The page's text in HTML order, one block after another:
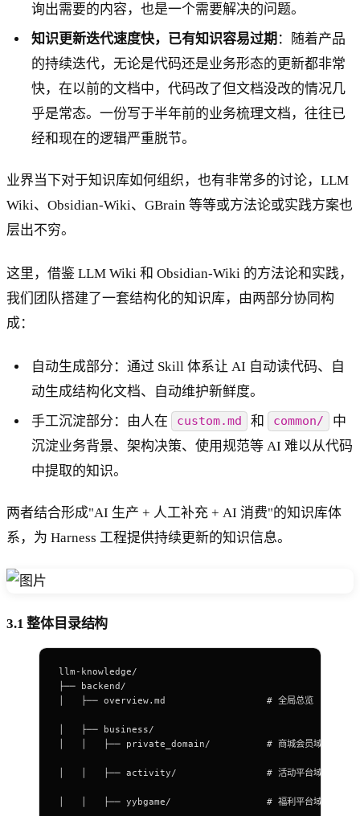
询出需要的内容，也是一个需要解决的问题。
知识更新迭代速度快，已有知识容易过期 ：随着产品
的持续迭代，无论是代码还是业务形态的更新都非常
快，在以前的文档中，代码改了但文档没改的情况几
乎是常态。一份写于半年前的业务梳理文档，往往已
经和现在的逻辑严重脱节。
业界当下对于知识库如何组织，也有非常多的讨论，LLM
Wiki、Obsidian-Wiki、GBrain 等等或方法论或实践方案也
层出不穷。
这里，借鉴 LLM Wiki 和 Obsidian-Wiki 的方法论和实践，
我们团队搭建了一套结构化的知识库，由两部分协同构
成：
自动生成部分：通过 Skill 体系让 AI 自动读代码、自
动生成结构化文档、自动维护新鲜度。
手工沉淀部分：由人在
custom.md 和 common/
中
沉淀业务背景、架构决策、使用规范等 AI 难以从代码
中提取的知识。
两者结合形成"AI 生产 + 人工补充 + AI 消费"的知识库体
系，为 Harness 工程提供持续更新的知识信息。
3.1 整体目录结构
llm-knowledge/
├── backend/
│   ├── overview.md                  # 全局总览
│   ├── business/
│   │   ├── private_domain/          # 商城会员域
│   │   ├── activity/                # 活动平台域
│   │   ├── yybgame/                 # 福利平台域